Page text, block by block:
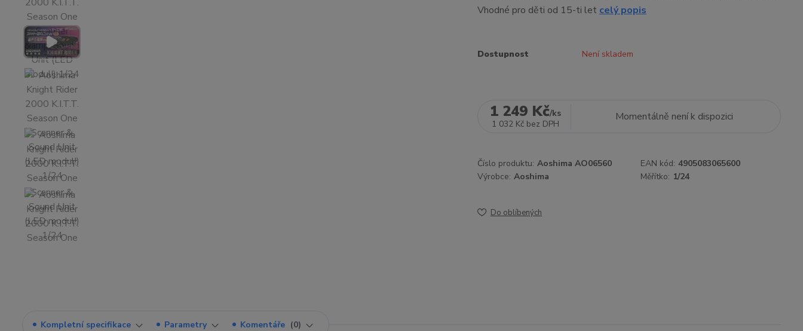
Vhodné pro děti od 15-ti let celý popis
Dostupnost Není skladem
1 249 Kč/ks
1 032 Kč bez DPH
Momentálně není k dispozici
Číslo produktu: Aoshima AO06560 EAN kód: 4905083065600
Výrobce: Aoshima Měřítko: 1/24
Do oblíbených
Kompletní specifikace Parametry Komentáře 0